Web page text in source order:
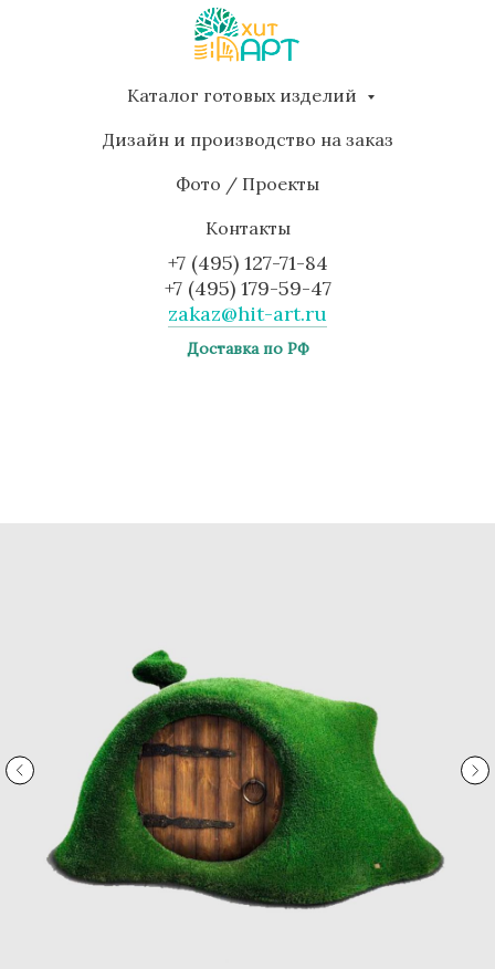
Каталог готовых изделий
Дизайн и производство на заказ
Фото / Проекты
Контакты
+7 (495) 127-71-84
+7 (495) 179-59-47
zakaz@hit-art.ru
Доставка по РФ